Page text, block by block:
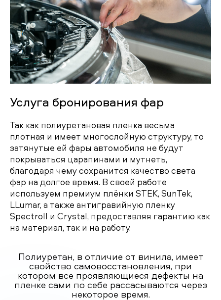
Услуга бронирования фар
Так как полиуретановая пленка весьма
плотная и имеет многослойную структуру, то
затянутые ей фары автомобиля не будут
покрываться царапинами и мутнеть,
благодаря чему сохранится качество света
фар на долгое время. В своей работе
используем премиум плёнки STEK, SunTek,
LLumar, а также антигравийную пленку
Spectroll и Crystal, предоставляя гарантию как
на материал, так и на работу.
Полиуретан, в отличие от винила, имеет
свойство самовосстановления, при
котором все проявляющиеся дефекты на
пленке сами по себе рассасываются через
некоторое время.